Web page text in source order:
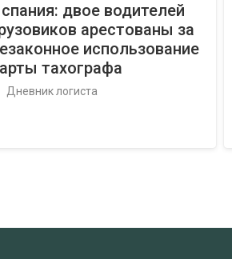
двое водителей
арестованы за
использование
тахографа
Дневник логиста